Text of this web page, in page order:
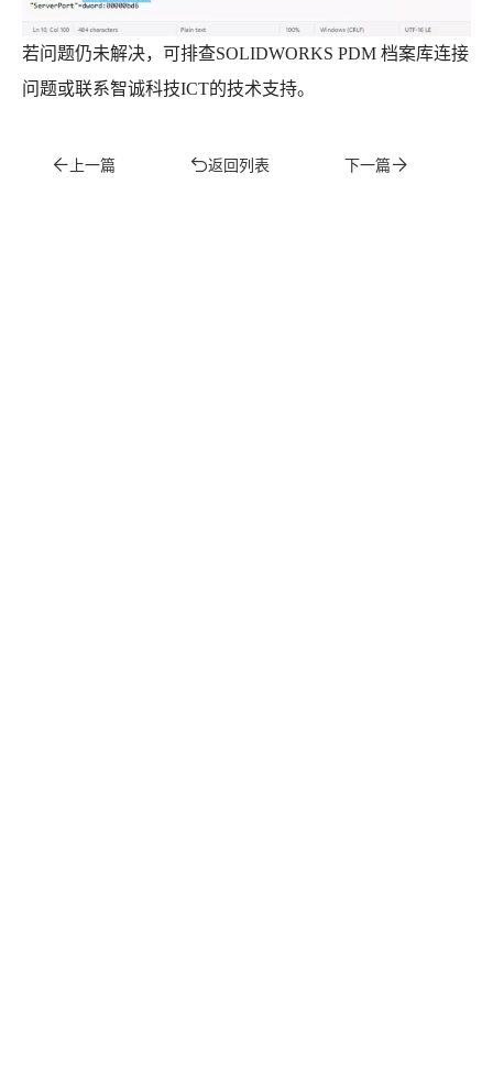
若问题仍未解决，可排查SOLIDWORKS PDM 档案库连接
问题或联系智诚科技ICT的技术支持。
上一篇 返回列表 下一篇